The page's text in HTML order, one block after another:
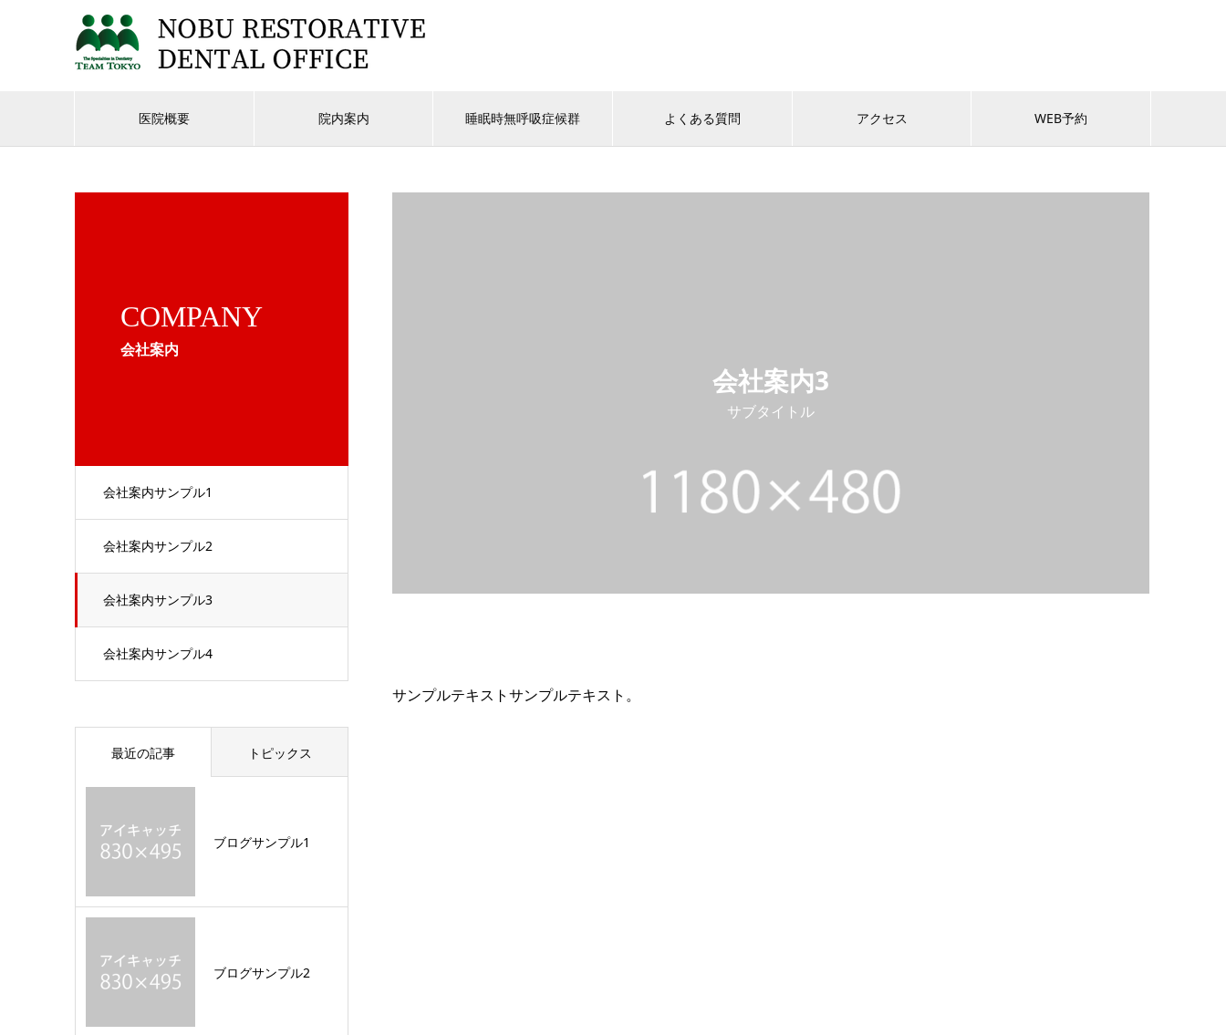
医院概要 院内案内 睡眠時無呼吸症候群 よくある質問 アクセス WEB予約
COMPANY
会社案内
会社案内サンプル1
会社案内サンプル2
会社案内サンプル3
会社案内サンプル4
会社案内3
サブタイトル
サンプルテキストサンプルテキスト。
最近の記事 トピックス
ブログサンプル1
ブログサンプル2